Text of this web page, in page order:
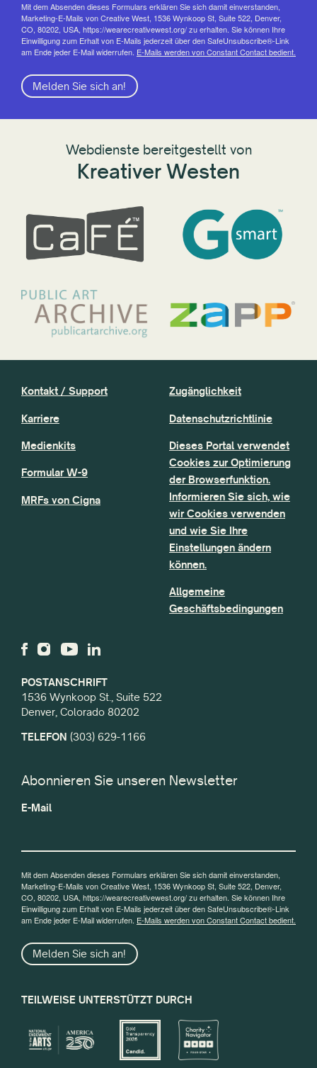
Mit dem Absenden dieses Formulars erklären Sie sich damit einverstanden,
Marketing-E-Mails von Creative West, 1536 Wynkoop St, Suite 522, Denver,
CO, 80202, USA, https://wearecreativewest.org/ zu erhalten. Sie können Ihre
Einwilligung zum Erhalt von E-Mails jederzeit über den SafeUnsubscribe®-Link
am Ende jeder E-Mail widerrufen. E-Mails werden von Constant Contact bedient.
Melden Sie sich an!
Webdienste bereitgestellt von
Kreativer Westen
POSTANSCHRIFT
1536 Wynkoop St., Suite 522
Denver, Colorado 80202
TELEFON (303) 629-1166
Kontakt / Support
Karriere
Medienkits
Formular W-9
MRFs von Cigna
Zugänglichkeit
Datenschutzrichtlinie
Dieses Portal verwendet
Cookies zur Optimierung
der Browserfunktion.
Informieren Sie sich, wie
wir Cookies verwenden
und wie Sie Ihre
Einstellungen ändern
können.
Allgemeine
Geschäftsbedingungen
Abonnieren Sie unseren Newsletter
E-Mail
Mit dem Absenden dieses Formulars erklären Sie sich damit einverstanden,
Marketing-E-Mails von Creative West, 1536 Wynkoop St, Suite 522, Denver,
CO, 80202, USA, https://wearecreativewest.org/ zu erhalten. Sie können Ihre
Einwilligung zum Erhalt von E-Mails jederzeit über den SafeUnsubscribe®-Link
am Ende jeder E-Mail widerrufen. E-Mails werden von Constant Contact bedient.
Melden Sie sich an!
TEILWEISE UNTERSTÜTZT DURCH